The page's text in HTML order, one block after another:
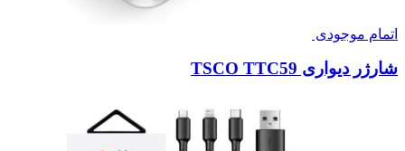
اتمام موجودی
شارژر دیواری TSCO TTC59